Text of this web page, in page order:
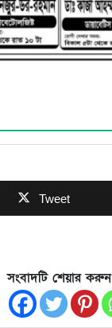
Tweet
সংবাদটি শেয়ার করুন